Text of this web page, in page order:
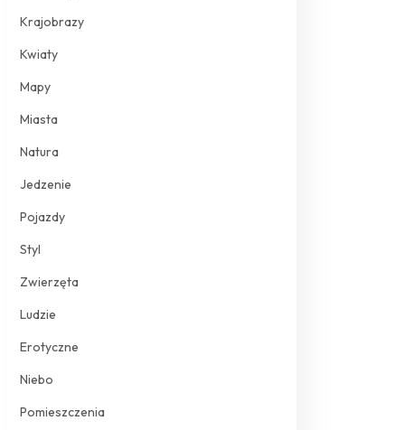
Krajobrazy
Kwiaty
Mapy
Miasta
Natura
Jedzenie
Pojazdy
Styl
Zwierzęta
Ludzie
Erotyczne
Niebo
Pomieszczenia